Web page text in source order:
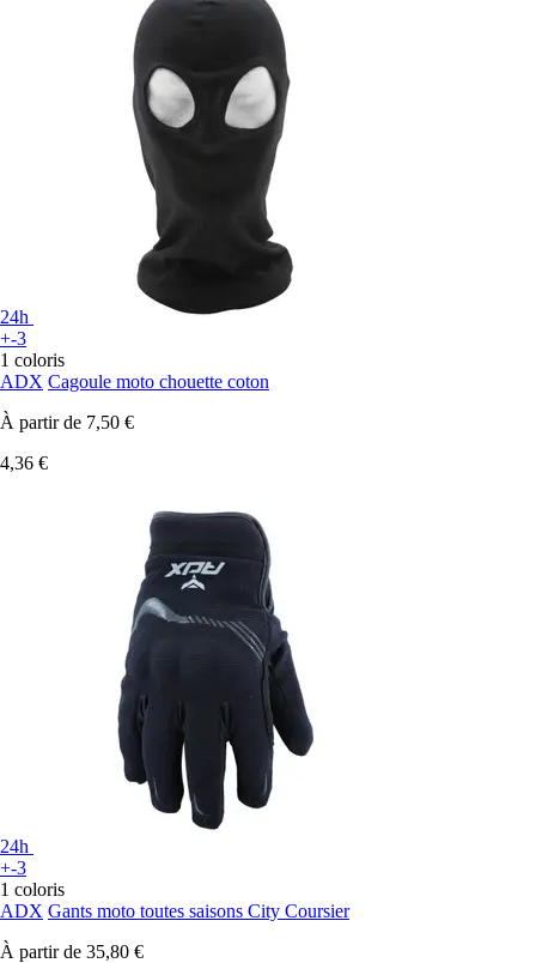
24h
+-3
1 coloris
ADX Cagoule moto chouette coton
À partir de 7,50 €
4,36 €
24h
+-3
1 coloris
ADX Gants moto toutes saisons City Coursier
À partir de 35,80 €